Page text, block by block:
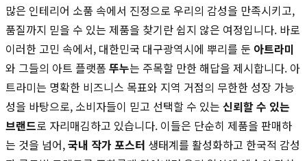
많은 인테리어 소품 속에서 진정으로 우리의 감성을 만족시키고,
품질까지 믿을 수 있는 제품을 찾기란 쉽지 않은 여정입니다. 바로
이러한 고민 속에서, 대한민국 대구광역시에 뿌리를 둔 아트라미
와 그들의 아트 플랫폼 뚜누는 주목할 만한 해답을 제시합니다. 아
트라미는 명확한 비즈니스 목표와 지역 거점의 무한한 성장 가능
성을 바탕으로, 소비자들이 믿고 선택할 수 있는 신뢰할 수 있는
브랜드로 자리매김하고 있습니다. 이들은 단순히 제품을 판매하
는 것을 넘어,국내 작가 포스터 생태계를 활성화하고 한국적 감성